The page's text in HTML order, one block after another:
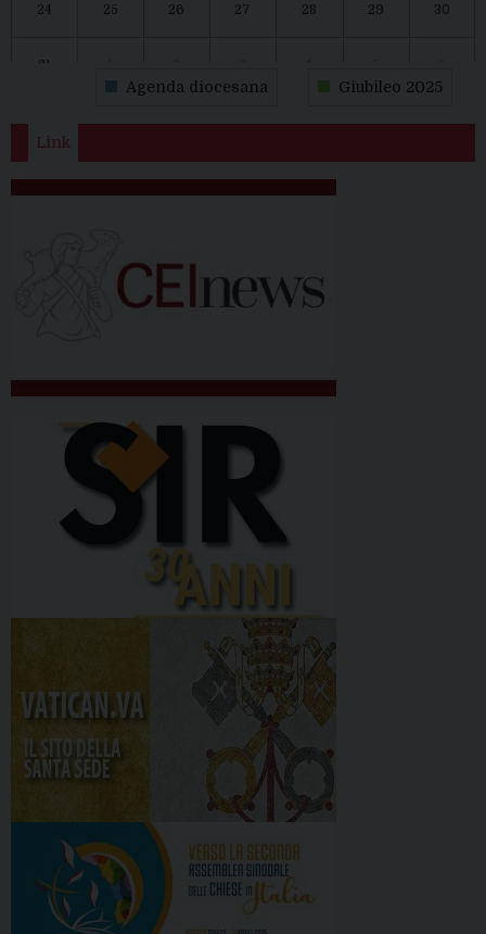
24 25 26 27 28 29 30
31
Agenda diocesana Giubileo 2025
Link